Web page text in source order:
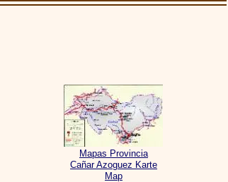
Mapas Provincia
Cañar Azoguez Karte
Map